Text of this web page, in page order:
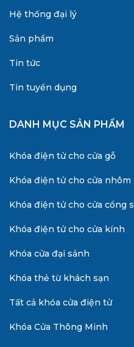
Hệ thống đại lý
Sản phẩm
Tin tức
Tin tuyển dụng
DANH MỤC SẢN PHẨM
Khóa điện tử cho cửa gỗ
Khóa điện tử cho cửa nhôm
Khóa điện tử cho cửa cổng
Khóa điện tử cho cửa kính
Khóa cửa đại sảnh
Khóa thẻ từ khách sạn
Tất cả khóa cửa điện tử
Khóa Cửa Thông Minh